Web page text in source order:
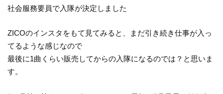
社会服務要員で入隊が決定しました
ZICOのインスタをもて見てみると、まだ引き続き仕事が入っ
てるような感じなので
最後に1曲くらい販売してからの入隊になるのでは？と思いま
す。